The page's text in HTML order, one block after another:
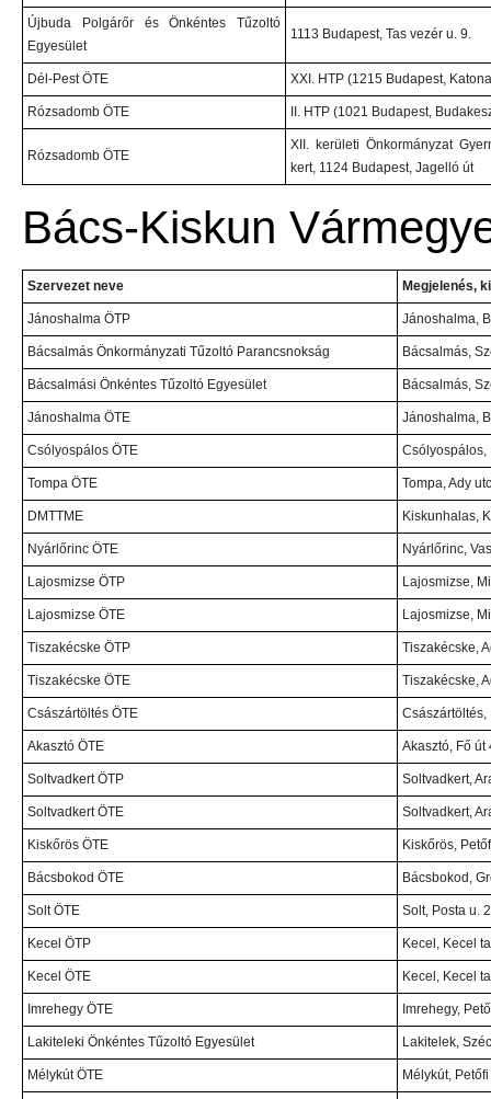
Újbuda Polgárőr és Önkéntes Tűzoltó
Egyesület
1113 Budapest, Tas vezér u. 9.
Dél-Pest ÖTE XXI. HTP (1215 Budapest,
Rózsadomb ÖTE II. HTP (1021 Budapest,
Rózsadomb ÖTE
XII. kerületi Önkormányzat
kert, 1124 Budapest, Jagelló út
Bács-Kiskun
Szervezet neve Megjelenés,
Jánoshalma ÖTP Jánoshalma,
Bácsalmás Önkormányzati Tűzoltó Parancsnokság Bácsalmás,
Bácsalmási Önkéntes Tűzoltó Egyesület Bácsalmás,
Jánoshalma ÖTE Jánoshalma,
Csólyospálos ÖTE Csólyospálos,
Tompa ÖTE Tompa, Ady
DMTTME Kiskunhalas,
Nyárlőrinc ÖTE Nyárlőrinc,
Lajosmizse ÖTP Lajosmizse,
Lajosmizse ÖTE Lajosmizse,
Tiszakécske ÖTP Tiszakécske,
Tiszakécske ÖTE Tiszakécske,
Császártöltés ÖTE Császártöltés,
Akasztó ÖTE Akasztó, Fő út
Soltvadkert ÖTP Soltvadkert,
Soltvadkert ÖTE Soltvadkert,
Kiskőrös ÖTE Kiskőrös,
Bácsbokod ÖTE Bácsbokod,
Solt ÖTE Solt, Posta u.
Kecel ÖTP Kecel, Kecel
Kecel ÖTE Kecel, Kecel
Imrehegy ÖTE Imrehegy,
Lakiteleki Önkéntes Tűzoltó Egyesület Lakitelek,
Mélykút ÖTE Mélykút,